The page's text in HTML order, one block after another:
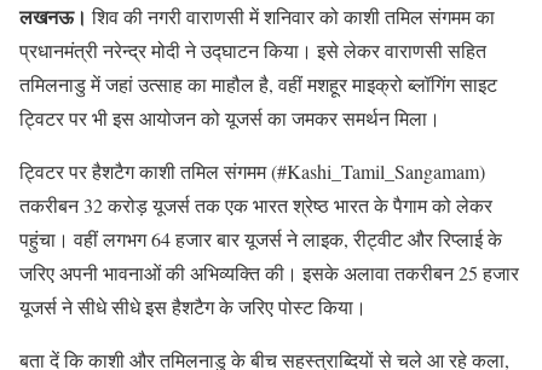
लखनऊ। शिव की नगरी वाराणसी में शनिवार को काशी तमिल संगमम का
प्रधानमंत्री नरेन्द्र मोदी ने उद्घाटन किया। इसे लेकर वाराणसी सहित
तमिलनाडु में जहां उत्साह का माहौल है, वहीं मशहूर माइक्रो ब्लॉगिंग साइट
ट्विटर पर भी इस आयोजन को यूजर्स का जमकर समर्थन मिला।
ट्विटर पर हैशटैग काशी तमिल संगमम (#Kashi_Tamil_Sangamam)
तकरीबन 32 करोड़ यूजर्स तक एक भारत श्रेष्ठ भारत के पैगाम को लेकर
पहुंचा। वहीं लगभग 64 हजार बार यूजर्स ने लाइक, रीट्वीट और रिप्लाई के
जरिए अपनी भावनाओं की अभिव्यक्ति की। इसके अलावा तकरीबन 25 हजार
यूजर्स ने सीधे सीधे इस हैशटैग के जरिए पोस्ट किया।
बता दें कि काशी और तमिलनाडु के बीच सहस्त्राब्दियों से चले आ रहे कला,